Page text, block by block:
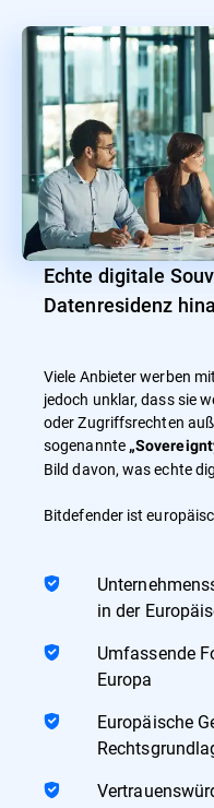
Echte digitale
Datenresidenz
Viele Anbieter werben
jedoch unklar, dass sie
oder Zugriffsrechten
sogenannte
Bild davon, was echte
Bitdefender ist
in der
Umfassende
Europa
Europäische